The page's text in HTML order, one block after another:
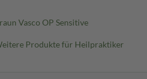
Vasco OP Sensitive
Produkte für Heilpraktiker